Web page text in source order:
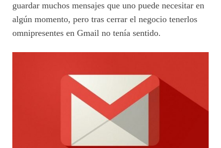
guardar muchos mensajes que uno puede necesitar en
algún momento, pero tras cerrar el negocio tenerlos
omnipresentes en Gmail no tenía sentido.